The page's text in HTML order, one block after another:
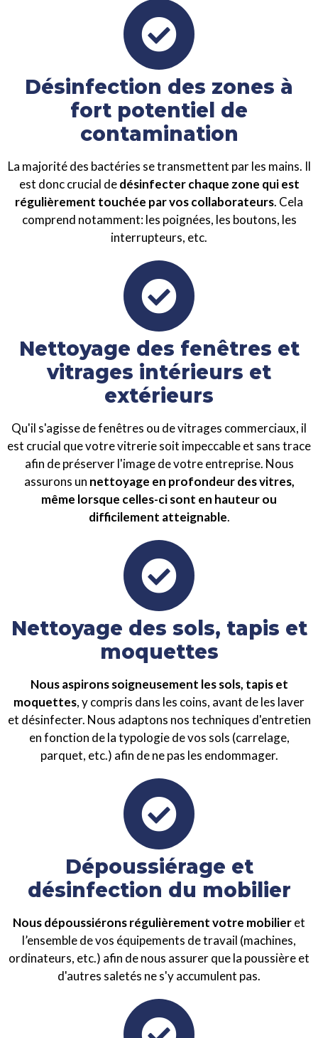
Désinfection des zones à
fort potentiel de
contamination
La majorité des bactéries se transmettent par les mains. Il
est donc crucial dedésinfecter chaque zone qui est
régulièrement touchée par vos collaborateurs. Cela
comprend notamment: les poignées, les boutons, les
interrupteurs, etc.
Nettoyage des fenêtres et
vitrages intérieurs et
extérieurs
Qu'il s'agisse de fenêtres ou de vitrages commerciaux, il
est crucial que votre vitrerie soit impeccable et sans trace
afin de préserver l'image de votre entreprise. Nous
assurons un nettoyage en profondeur des vitres,
même lorsque celles-ci sont en hauteur ou
difficilement atteignable.
Nettoyage des sols, tapis et
moquettes
Nous aspirons soigneusement les sols, tapis et
moquettes, y compris dans les coins, avant de les laver
et désinfecter. Nous adaptons nos techniques d'entretien
en fonction de la typologie de vos sols (carrelage,
parquet, etc.) afin de ne pas les endommager.
Dépoussiérage et
désinfection du mobilier
Nous dépoussiérons régulièrement votre mobilieret
l’ensemble de vos équipements de travail (machines,
ordinateurs, etc.) afin de nous assurer que la poussière et
d'autres saletés ne s'y accumulent pas.